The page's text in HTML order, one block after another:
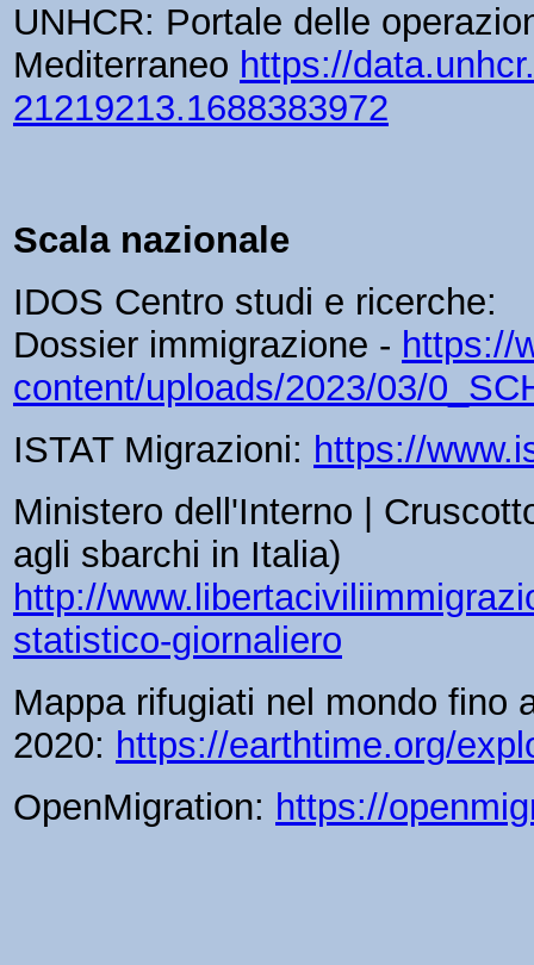
UNHCR: Portale delle
Mediterraneo https://
21219213.1688383972
Scala nazionale
IDOS Centro studi e ricerche:
Dossier immigrazione - https://
content/uploads/2023/03/
ISTAT Migrazioni: https://
Ministero dell'Interno |
agli sbarchi in Italia)
http://
statistico-giornaliero
Mappa rifugiati nel mondo fino
2020: https://earthtime.org/
OpenMigration: https://